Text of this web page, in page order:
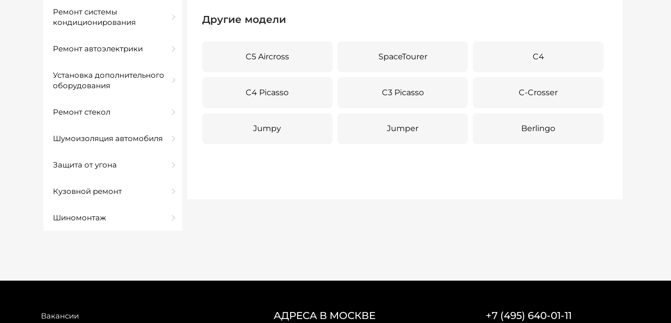
Ремонт системы
кондиционирования
Ремонт автоэлектрики
Установка дополнительного
оборудования
Ремонт стекол
Шумоизоляция автомобиля
Защита от угона
Кузовной ремонт
Шиномонтаж
Другие модели
C5 Aircross SpaceTourer C4
C4 Picasso C3 Picasso C-Crosser
Jumpy Jumper Berlingo
Вакансии АДРЕСА В МОСКВЕ +7 (495) 640-01-11